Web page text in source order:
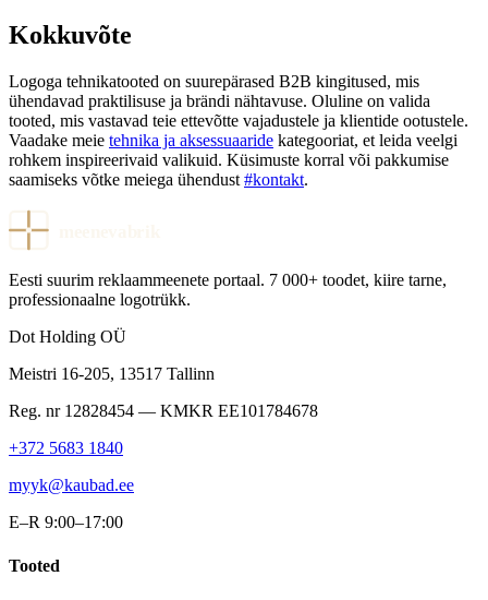
Kokkuvõte
Logoga tehnikatooted on suurepärased B2B kingitused, mis
ühendavad praktilisuse ja brändi nähtavuse. Oluline on valida
tooted, mis vastavad teie ettevõtte vajadustele ja klientide ootustele.
Vaadake meie tehnika ja aksessuaaride kategooriat, et leida veelgi
rohkem inspireerivaid valikuid. Küsimuste korral või pakkumise
saamiseks võtke meiega ühendust #kontakt.
Eesti suurim reklaammeenete portaal. 7 000+ toodet, kiire tarne,
professionaalne logotrükk.
Dot Holding OÜ
Meistri 16-205, 13517 Tallinn
Reg. nr 12828454 — KMKR EE101784678
+372 5683 1840
myyk@kaubad.ee
E–R 9:00–17:00
Tooted